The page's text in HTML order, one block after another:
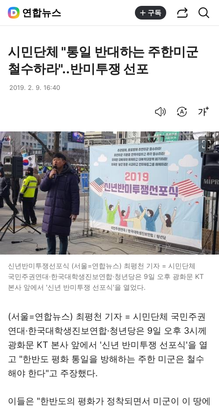
연합뉴스 구독
시민단체 "통일 반대하는 주한미군
철수하라"..반미투쟁 선포
2019. 2. 9. 16:40
신년반미투쟁선포식 (서울=연합뉴스) 최평천 기자 = 시민단체
국민주권연대·한국대학생진보연합·청년당은 9일 오후 광화문 KT
본사 앞에서 '신년 반미투쟁 선포식'을 열었다.
(서울=연합뉴스) 최평천 기자 = 시민단체 국민주권
연대·한국대학생진보연합·청년당은 9일 오후 3시께
광화문 KT 본사 앞에서 '신년 반미투쟁 선포식'을 열
고 "한반도 평화 통일을 방해하는 주한 미군은 철수
해야 한다"고 주장했다.
이들은 "한반도의 평화가 정착되면서 미군이 이 땅에